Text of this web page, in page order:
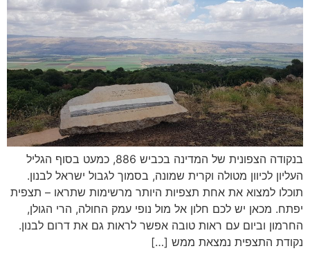
בנקודה הצפונית של המדינה בכביש 886, כמעט בסוף הגליל
העליון לכיוון מטולה וקרית שמונה, בסמוך לגבול ישראל לבנון.
תוכלו למצוא את אחת תצפיות היותר מרשימות שתראו – תצפית
יפתח. מכאן יש לכם חלון אל מול נופי עמק החולה, הרי הגולן,
החרמון וביום עם ראות טובה אפשר לראות גם את דרום לבנון.
נקודת התצפית נמצאת ממש […]